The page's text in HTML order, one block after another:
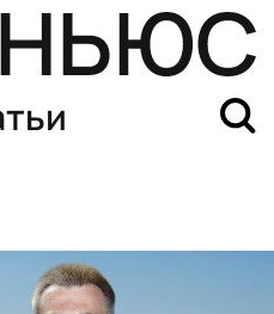
бизнесу набирать